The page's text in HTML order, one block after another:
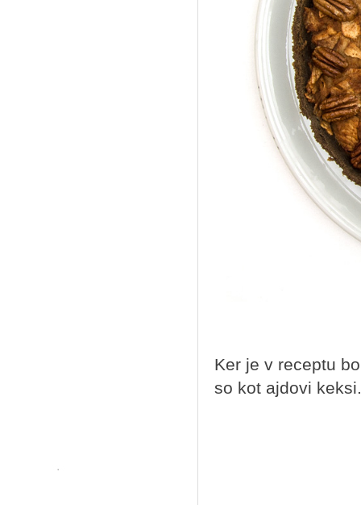
Ker je v receptu
so kot ajdovi keksi.